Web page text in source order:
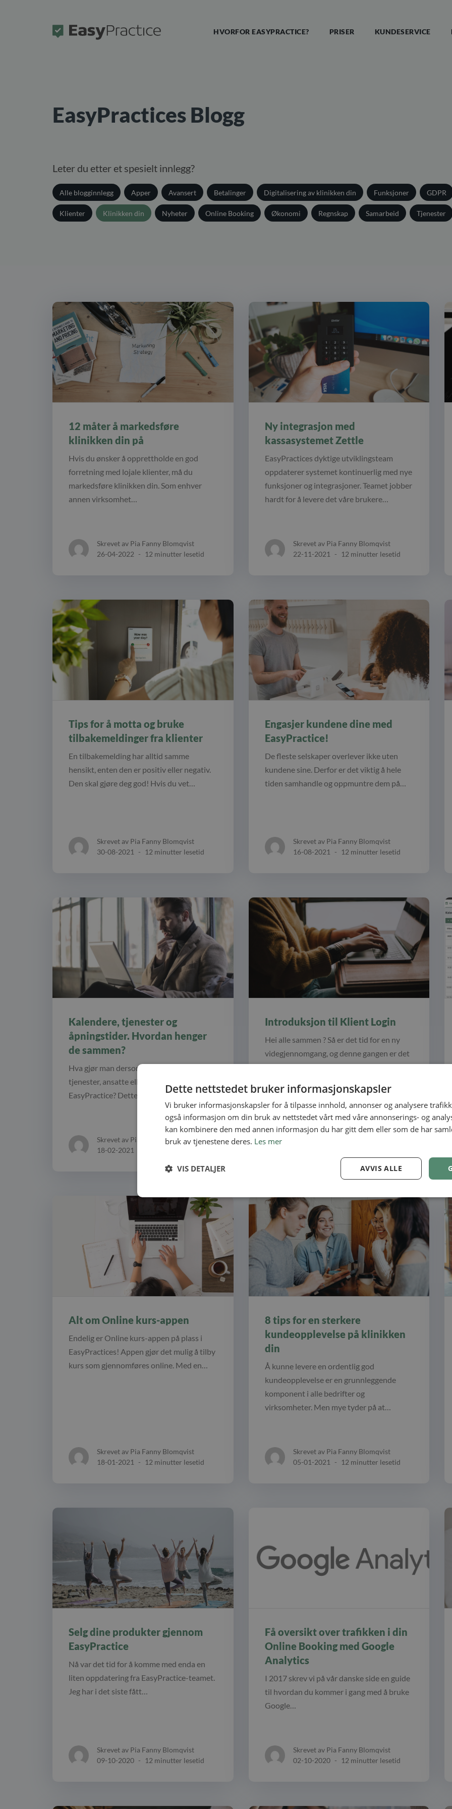
Forside HVORFOR EASYPRACTICE? PRISER KUNDESERVICE
EasyPractices Blogg
Leter du etter et spesielt innlegg?
Alle blogginnlegg Apper Avansert Betalinger Digitalisering av klinikken din Funksjoner GDPR
Klienter Klinikken din Nyheter Online Booking Økonomi Regnskap Samarbeid Tjenester
12 måter å markedsføre
klinikken din på
Hvis du ønsker å opprettholde en god
forretning med lojale klienter, må du
markedsføre klinikken din. Som enhver
annen virksomhet…
Skrevet av Pia Fanny Blomqvist
26-04-2022 - 12 minutter lesetid
Ny integrasjon med
kassasystemet Zettle
EasyPractices dyktige utviklingsteam
oppdaterer systemet kontinuerlig med nye
funksjoner og integrasjoner. Teamet jobber
hardt for å levere det våre brukere…
Skrevet av Pia Fanny Blomqvist
22-11-2021
- 12 minutter lesetid
Tips for å motta og bruke
tilbakemeldinger fra klienter
En tilbakemelding har alltid samme
hensikt, enten den er positiv eller negativ.
Den skal gjøre deg god! Hvis du vet…
Skrevet av Pia Fanny Blomqvist
30-08-2021
- 12 minutter lesetid
Engasjer kundene dine med
EasyPractice!
De fleste selskaper overlever ikke uten
kundene sine. Derfor er det viktig å hele
tiden samhandle og oppmuntre dem på…
Skrevet av Pia Fanny Blomqvist
16-08-2021
- 12 minutter lesetid
Kalendere, tjenester og
åpningstider. Hvordan henger
de sammen?
Hva gjør man dersom man har flere
tjenester, ansatte eller flere klinikker i
EasyPractice? Dette er noe vi får svært…
Skrevet av Pia Fanny Blomqvist
18-02-2021
Introduksjon til Klient Login
Hei alle sammen ? Så er det tid for en ny
videgjennomgang, og denne gangen er det
en introduksjon til ‘Klient…
Alt om Online kurs-appen
Endelig er Online kurs-appen på plass i
EasyPractices! Appen gjør det mulig å tilby
kurs som gjennomføres online. Med en…
Skrevet av Pia Fanny Blomqvist
18-01-2021
- 12 minutter lesetid
8 tips for en sterkere
kundeopplevelse på klinikken
din
Å kunne levere en ordentlig god
kundeopplevelse er en grunnleggende
komponent i alle bedrifter og
virksomheter. Men mye tyder på at…
Skrevet av Pia Fanny Blomqvist
05-01-2021
- 12 minutter lesetid
Selg dine produkter gjennom
EasyPractice
Nå var det tid for å komme med enda en
liten oppdatering fra EasyPractice-teamet.
Jeg har i det siste fått…
Skrevet av Pia Fanny Blomqvist
09-10-2020 - 12 minutter lesetid
Få oversikt over trafikken i din
Online Booking med Google
Analytics
I 2017 skrev vi på vår danske side en guide
til hvordan du kommer i gang med å bruke
Google…
Skrevet av Pia Fanny Blomqvist
02-10-2020 - 12 minutter lesetid
Dette nettstedet bruker informasjonskapsler
Vi bruker informasjonskapsler for å tilpasse innhold, annonser og analysere
også informasjon om din bruk av nettstedet vårt med våre annonserings- og
kan kombinere den med annen informasjon du har gitt dem eller som de har
bruk av tjenestene deres. Les mer
AVVIS ALLE
VIS DETALJER